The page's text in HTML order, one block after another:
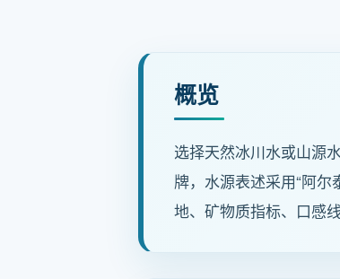
概览
选择天然冰川水或山源
牌，水源表述采用“阿
地、矿物质指标、口感